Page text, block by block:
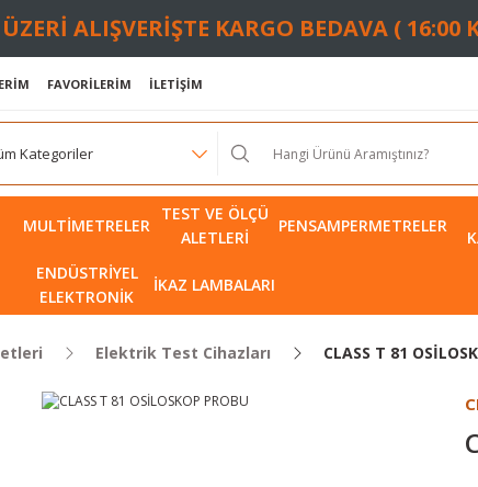
ALIŞVERİŞTE KARGO BEDAVA (
FAVORİLERİM İLETİŞİM
MULTIMETRELER
TEST VE ÖLÇÜ
ALETLERI
PENSAMPERMETRELER
ENDÜSTRIYEL
ELEKTRONIK
İKAZ LAMBALARI
Elektrik Test Cihazları CLASS T 81